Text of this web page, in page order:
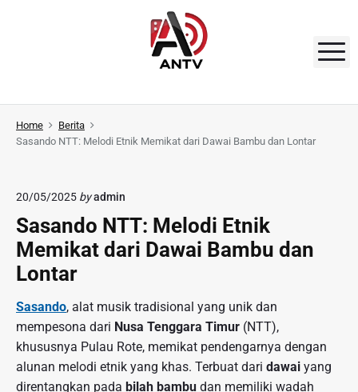
o
A
N
Home
Berita
Sasando NTT: Melodi Etnik Memikat dari Dawai Bambu dan Lontar
20/05/2025 byadmin
Sasando NTT: Melodi Etnik
Memikat dari Dawai Bambu dan
Lontar
Sasando, alat musik tradisional yang unik dan
mempesona dari Nusa Tenggara Timur (NTT),
khususnya Pulau Rote, memikat pendengarnya dengan
alunan melodi etnik yang khas. Terbuat dari dawai yang
direntangkan pada bilah bambu dan memiliki wadah